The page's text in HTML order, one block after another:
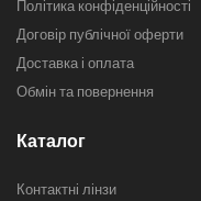
Політика конфіденційності
Договір публічної оферти
Доставка і оплата
Обмін та повернення
Каталог
Контактні лінзи